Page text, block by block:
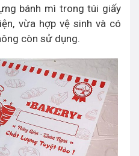
bánh mì trong túi giấy
vừa hợp vệ sinh và có
còn sử dụng.